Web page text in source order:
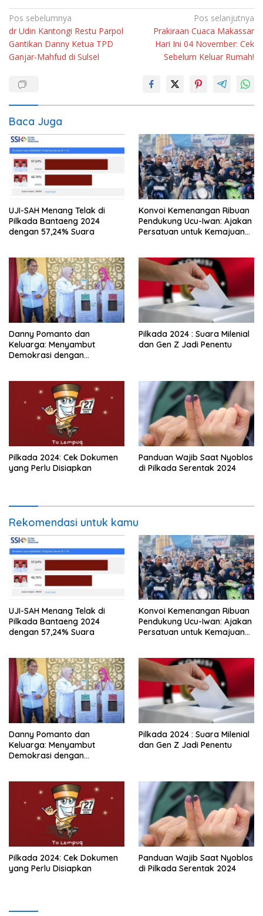
Navigasi
pos
Pos sebelumnya
dr Udin Kantongi Restu Parpol
Gantikan Danny Ketua TPD
Ganjar-Mahfud di Sulsel
Pos selanjutnya
Prakiraan Cuaca Makassar
Hari Ini 04 November: Cek
Sebelum Keluar Rumah!
Baca Juga
UJI-SAH Menang Telak di
Pilkada Bantaeng 2024
dengan 57,24% Suara
Konvoi Kemenangan Ribuan
Pendukung Ucu-Iwan: Ajakan
Persatuan untuk Kemajuan
Danny Pomanto dan
Keluarga: Menyambut
Demokrasi dengan
Pilkada 2024 : Suara Milenial
dan Gen Z Jadi Penentu
Pilkada 2024: Cek Dokumen
yang Perlu Disiapkan
Panduan Wajib Saat Nyoblos
di Pilkada Serentak 2024
Rekomendasi untuk kamu
UJI-SAH Menang Telak di
Pilkada Bantaeng 2024
dengan 57,24% Suara
Konvoi Kemenangan Ribuan
Pendukung Ucu-Iwan: Ajakan
Persatuan untuk Kemajuan
Danny Pomanto dan
Keluarga: Menyambut
Demokrasi dengan
Pilkada 2024 : Suara Milenial
dan Gen Z Jadi Penentu
Pilkada 2024: Cek Dokumen
yang Perlu Disiapkan
Panduan Wajib Saat Nyoblos
di Pilkada Serentak 2024